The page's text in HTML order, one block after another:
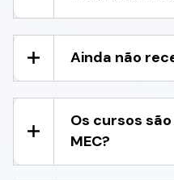
Ainda não
Os cursos
MEC?